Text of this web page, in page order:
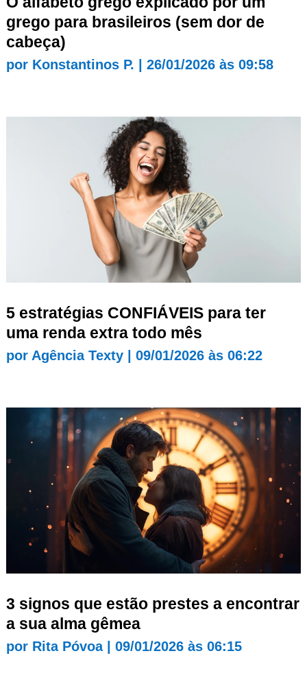
grego para brasileiros (sem dor de
cabeça)
por Konstantinos P. 26/01/2026 às 09:58
5 estratégias CONFIÁVEIS para ter
uma renda extra todo mês
por Agência Texty| 09/01/2026 às 06:22
3 signos que estão prestes a encontrar
a sua alma gêmea
por Rita Póvoa| 09/01/2026 às 06:15